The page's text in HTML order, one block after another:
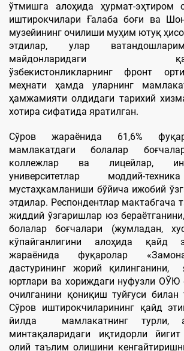
ўтмишга алоҳида ҳурмат-эҳтиром
иштирокчилари Ғалаба боғи ва
музейининг очилиши муҳим ютуқ
этдилар, улар
майдонларидаги
ўзбекистонликларнинг фронт
меҳнати ҳамда уларнинг
ҳамжамияти олдидаги тарихий
хотира сифатида яратилган.
Сўров жараёнида 61,6%
мамлакатдаги болалар
коллежлар ва лицейлар,
университетлар моддий-
мустаҳкамланиши бўйича ижобий
этдилар. Респондентлар мактабгача
жиддий ўзгаришлар юз
болалар боғчалари (жумладан,
кўпайганлигини алоҳида қайд
жараёнида фуқаролар
дастурининг жорий қилинганини,
юртлари ва хориждаги нуфузли ОЎЮ
очилганини қониқиш туйғуси билан
Сўров иштирокчиларининг қайд
йилда мамлакатнинг турли,
минтақаларидаги иқтидорли
олий таълим олишини